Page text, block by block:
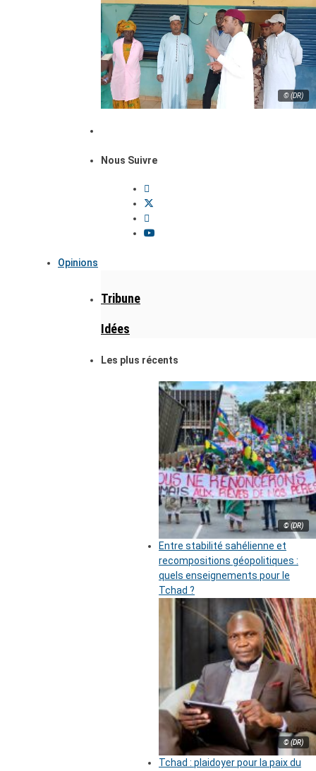
© (DR)
Nous Suivre
Opinions
Tribune
Idées
Les plus récents
© (DR)
Entre stabilité sahélienne et
recompositions géopolitiques :
quels enseignements pour le
Tchad ?
© (DR)
Tchad : plaidoyer pour la paix du